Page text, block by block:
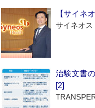
【サイネ
サイネオス
治験文書
[2]